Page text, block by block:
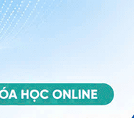
có chữa được
liều thuốc, đủ thời
liều có thể dẫn đến
viêm màng não, bạn